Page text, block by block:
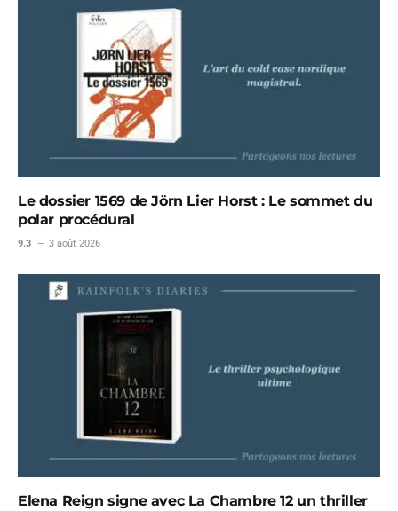
Le dossier 1569 de Jörn Lier Horst : Le sommet du
polar procédural
9.3 3 août 2026
Elena Reign signe avec La Chambre 12 un thriller